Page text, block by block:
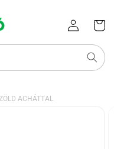
Bejelentkezés
kosara
ACHÁTTAL